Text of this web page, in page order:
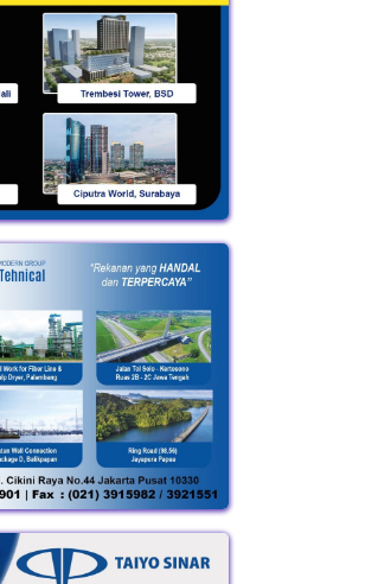
DANANTARA Mau Ubah
SAMPAH Jadi LISTRIK?
Proyek…